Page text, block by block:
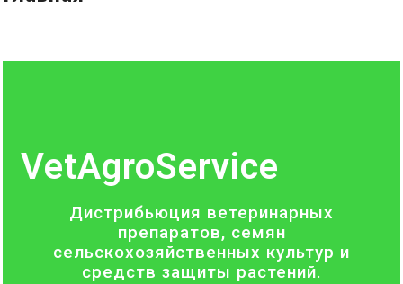
VetAgroService
Дистрибьюция ветеринарных
препаратов, семян
сельскохозяйственных культур и
средств защиты растений.